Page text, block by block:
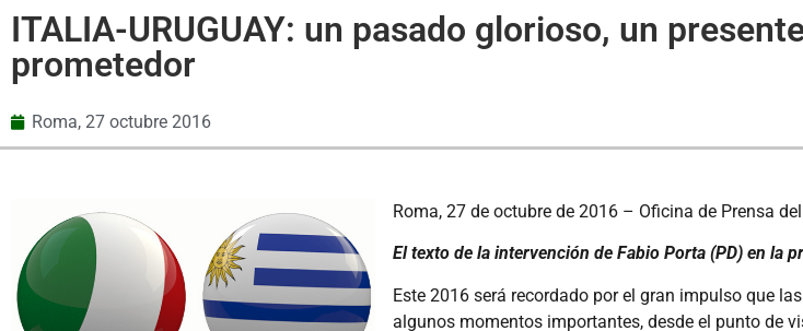
ITALIA-URUGUAY: un pasado glorioso, un
prometedor
Roma, 27 octubre 2016
Roma, 27 de octubre de 2016 – Oficina de Prensa
El texto de la intervención de Fabio Porta (PD) en la
Este 2016 será recordado por el gran impulso que
algunos momentos importantes, desde el punto de